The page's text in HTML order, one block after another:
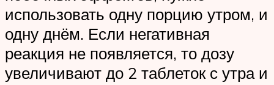
использовать одну порцию утром, и
одну днём. Если негативная
реакция не появляется, то дозу
увеличивают до 2 таблеток с утра и